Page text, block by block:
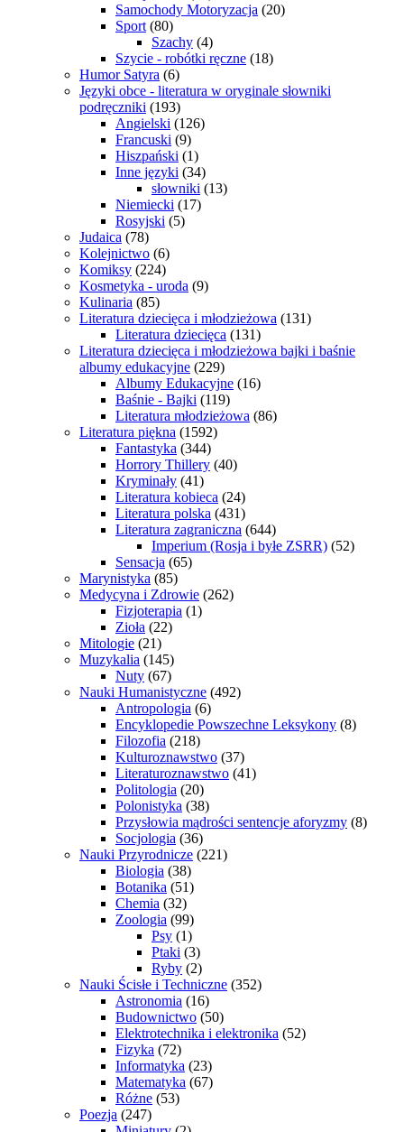
Samochody Motoryzacja (20)
Sport (80)
Szachy (4)
Szycie - robótki ręczne (18)
Humor Satyra (6)
Języki obce - literatura w oryginale słowniki
podręczniki (193)
Angielski (126)
Francuski (9)
Hiszpański (1)
Inne języki (34)
słowniki (13)
Niemiecki (17)
Rosyjski (5)
Judaica (78)
Kolejnictwo (6)
Komiksy (224)
Kosmetyka - uroda (9)
Kulinaria (85)
Literatura dziecięca i młodzieżowa (131)
Literatura dziecięca (131)
Literatura dziecięca i młodzieżowa bajki i baśnie
albumy edukacyjne (229)
Albumy Edukacyjne (16)
Baśnie - Bajki (119)
Literatura młodzieżowa (86)
Literatura piękna (1592)
Fantastyka (344)
Horrory Thillery (40)
Kryminały (41)
Literatura kobieca (24)
Literatura polska (431)
Literatura zagraniczna (644)
Imperium (Rosja i byłe ZSRR) (52)
Sensacja (65)
Marynistyka (85)
Medycyna i Zdrowie (262)
Fizjoterapia (1)
Zioła (22)
Mitologie (21)
Muzykalia (145)
Nuty (67)
Nauki Humanistyczne (492)
Antropologia (6)
Encyklopedie Powszechne Leksykony (8)
Filozofia (218)
Kulturoznawstwo (37)
Literaturoznawstwo (41)
Politologia (20)
Polonistyka (38)
Przysłowia mądrości sentencje aforyzmy (8)
Socjologia (36)
Nauki Przyrodnicze (221)
Biologia (38)
Botanika (51)
Chemia (32)
Zoologia (99)
Psy (1)
Ptaki (3)
Ryby (2)
Nauki Ścisłe i Techniczne (352)
Astronomia (16)
Budownictwo (50)
Elektrotechnika i elektronika (52)
Fizyka (72)
Informatyka (23)
Matematyka (67)
Różne (53)
Poezja (247)